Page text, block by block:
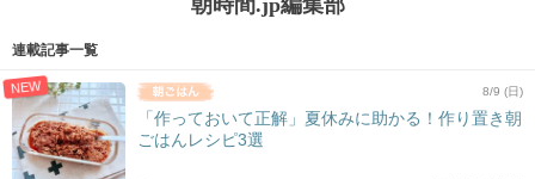
朝時間.jp編集部
連載記事一覧
NEW 8/9 (日)
「作っておいて正解」夏休みに助かる！作り置き朝
ごはんレシピ3選